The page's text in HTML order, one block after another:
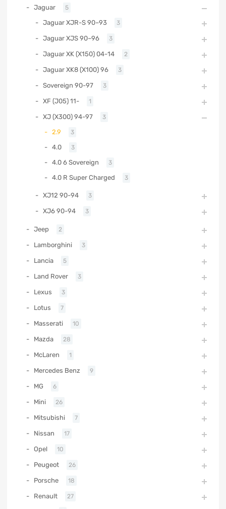
Jaguar 5
Jaguar XJR-S 90–93 3
Jaguar XJS 90–96 3
Jaguar XK (X150) 04-14 2
Jaguar XK8 (X100) 96 3
Sovereign 90-97 3
XF (J05) 11- 1
XJ (X300) 94-97 3
2.9 3
4.0 3
4.0 6 Sovereign 3
4.0 R Super Charged 3
XJ12 90-94 3
XJ6 90-94 3
Jeep 2
Lamborghini 3
Lancia 5
Land Rover 3
Lexus 3
Lotus 7
Masserati 10
Mazda 28
McLaren 1
Mercedes Benz 9
MG 6
Mini 26
Mitsubishi 7
Nissan 17
Opel 10
Peugeot 26
Porsche 18
Renault 27